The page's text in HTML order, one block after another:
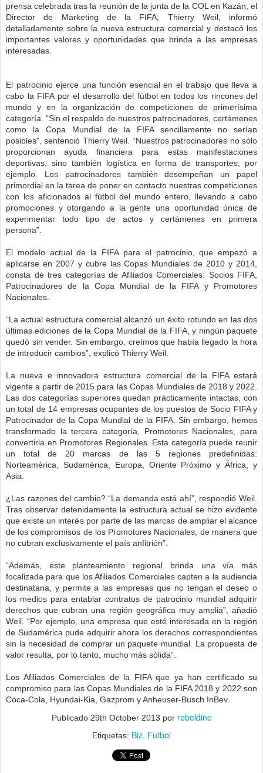
prensa celebrada tras la reunión de la junta de la COL en Kazán, el
Director de Marketing de la FIFA, Thierry Weil, informó
detalladamente sobre la nueva estructura comercial y destacó los
importantes valores y oportunidades que brinda a las empresas
interesadas.
El patrocinio ejerce una función esencial en el trabajo que lleva a
cabo la FIFA por el desarrollo del fútbol en todos los rincones del
mundo y en la organización de competiciones de primerísima
categoría. “Sin el respaldo de nuestros patrocinadores, certámenes
como la Copa Mundial de la FIFA sencillamente no serían
posibles”, sentenció Thierry Weil. “Nuestros patrocinadores no sólo
proporcionan ayuda financiera para estas manifestaciones
deportivas, sino también logística en forma de transportes, por
ejemplo. Los patrocinadores también desempeñan un papel
primordial en la tarea de poner en contacto nuestras competiciones
con los aficionados al fútbol del mundo entero, llevando a cabo
promociones y otorgando a la gente una oportunidad única de
experimentar todo tipo de actos y certámenes en primera
persona”.
El modelo actual de la FIFA para el patrocinio, que empezó a
aplicarse en 2007 y cubre las Copas Mundiales de 2010 y 2014,
consta de tres categorías de Afiliados Comerciales: Socios FIFA,
Patrocinadores de la Copa Mundial de la FIFA y Promotores
Nacionales.
“La actual estructura comercial alcanzó un éxito rotundo en las dos
últimas ediciones de la Copa Mundial de la FIFA, y ningún paquete
quedó sin vender. Sin embargo, creímos que había llegado la hora
de introducir cambios”, explicó Thierry Weil.
La nueva e innovadora estructura comercial de la FIFA estará
vigente a partir de 2015 para las Copas Mundiales de 2018 y 2022.
Las dos categorías superiores quedan prácticamente intactas, con
un total de 14 empresas ocupantes de los puestos de Socio FIFA y
Patrocinador de la Copa Mundial de la FIFA. Sin embargo, hemos
transformado la tercera categoría, Promotores Nacionales, para
convertirla en Promotores Regionales. Esta categoría puede reunir
un total de 20 marcas de las 5 regiones predefinidas:
Norteamérica, Sudamérica, Europa, Oriente Próximo y África, y
Asia.
¿Las razones del cambio? “La demanda está ahí”, respondió Weil.
Tras observar detenidamente la estructura actual se hizo evidente
que existe un interés por parte de las marcas de ampliar el alcance
de los compromisos de los Promotores Nacionales, de manera que
no cubran exclusivamente el país anfitrión”.
“Además, este planteamiento regional brinda una vía más
focalizada para que los Afiliados Comerciales capten a la audiencia
destinataria, y permite a las empresas que no tengan el deseo o
los medios para entablar contratos de patrocinio mundial adquirir
derechos que cubran una región geográfica muy amplia”, añadió
Weil. “Por ejemplo, una empresa que esté interesada en la región
de Sudamérica pude adquirir ahora los derechos correspondientes
sin la necesidad de comprar un paquete mundial. La propuesta de
valor resulta, por lo tanto, mucho más sólida”.
Los Afiliados Comerciales de la FIFA que ya han certificado su
compromiso para las Copas Mundiales de la FIFA 2018 y 2022 son
Coca-Cola, Hyundai-Kia, Gazprom y Anheuser-Busch InBev.
Publicado 29th October 2013 por rebeldino
Etiquetas: Biz Futbol